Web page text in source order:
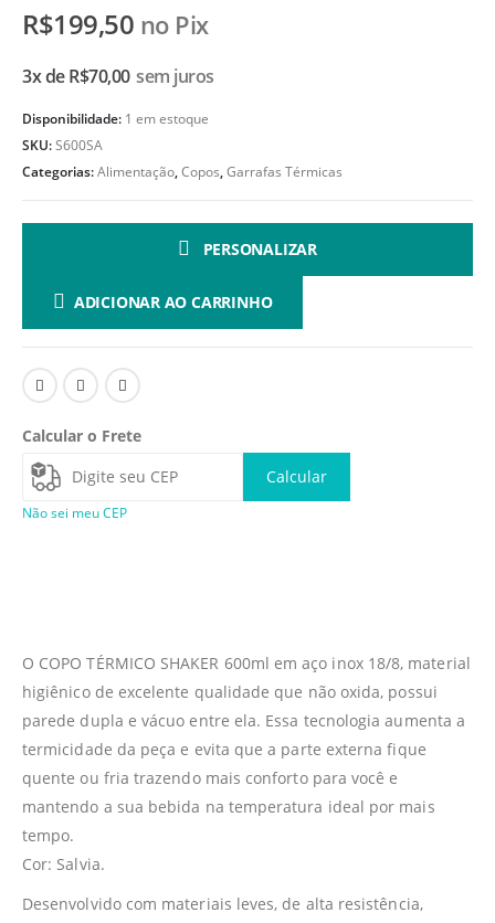
R$199,50 no Pix
3x deR$70,00 sem juros
Disponibilidade: 1 em estoque
SKU:S600SA
Categorias:Alimentação,Copos,Garrafas Térmicas
PERSONALIZAR
ADICIONAR AO CARRINHO
Calcular o Frete
Calcular
Não sei meu CEP
O COPO TÉRMICO SHAKER 600ml em aço inox 18/8, material
higiênico de excelente qualidade que não oxida, possui
parede dupla e vácuo entre ela. Essa tecnologia aumenta a
termicidade da peça e evita que a parte externa fique
quente ou fria trazendo mais conforto para você e
mantendo a sua bebida na temperatura ideal por mais
tempo.
Cor: Salvia.
Desenvolvido com materiais leves, de alta resistência,